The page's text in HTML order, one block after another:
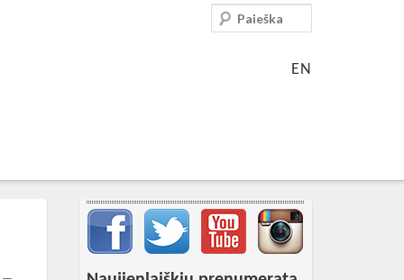
EN
Paieška
Svarbių įrašų meniu